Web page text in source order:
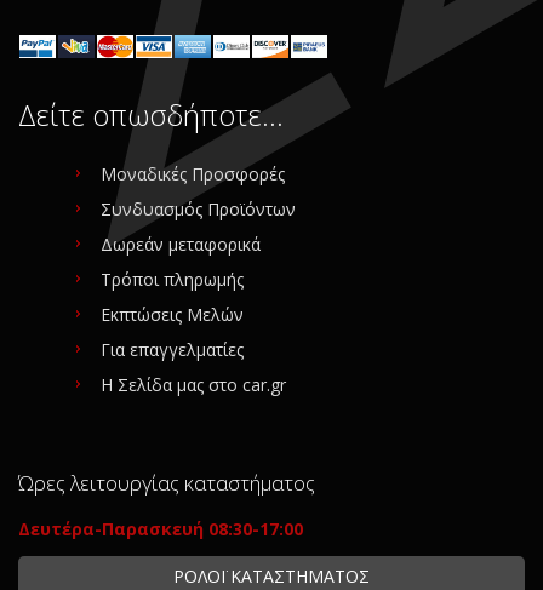
Δείτε οπωσδήποτε…
Μοναδικές Προσφορές
Συνδυασμός Προϊόντων
Δωρεάν μεταφορικά
Τρόποι πληρωμής
Εκπτώσεις Μελών
Για επαγγελματίες
Η Σελίδα μας στο car.gr
Ώρες λειτουργίας καταστήματος
Δευτέρα-Παρασκευή 08:30-17:00
ΡΟΛΟΪ ΚΑΤΑΣΤΗΜΑΤΟΣ